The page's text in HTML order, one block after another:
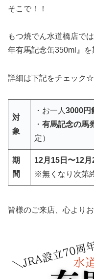
そこで！！
もつ焼でん水道橋店で
年有馬記念缶350ml』を
詳細は下記をチェック☆
対
象
・お一人 3000円
・ 有馬記念の馬
定）
期
間
12月15日〜12月
※無くなり次第
皆様のご来店、心より